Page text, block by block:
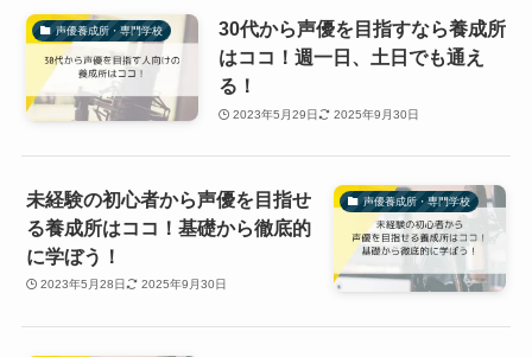
声優養成所・専門学校
30代から声優を目指すなら養成所
はココ！週一日、土日でも通え
る！
2023年5月29日 2025年9月30日
声優養成所・専門学校
未経験の初心者から声優を目指せ
る養成所はココ！基礎から徹底的
に学ぼう！
2023年5月28日 2025年9月30日